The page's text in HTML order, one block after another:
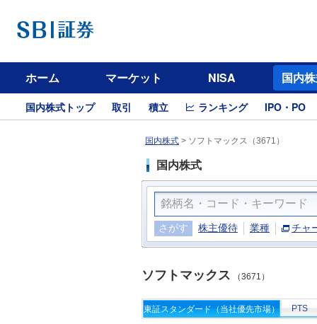
ホーム マーケット NISA 国内
国内株式トップ 取引 積立 ランキング IPO・PO
国内株式 > ソフトマックス（3671）
国内株式
さがす 株主優待 業種 チャ
ソフトマックス （3671）
東証スタンダード（当社優先市場） PTS